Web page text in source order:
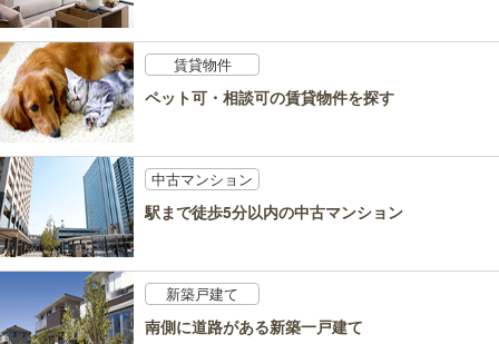
賃貸物件
ペット可・相談可の賃貸物件を探す
中古マンション
駅まで徒歩5分以内の中古マンション
新築戸建て
南側に道路がある新築一戸建て